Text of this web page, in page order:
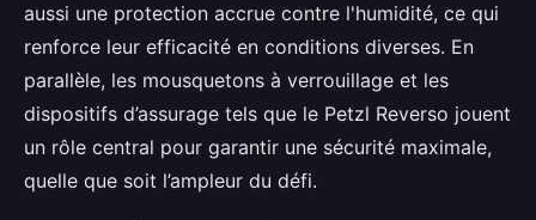
aussi une protection accrue contre l'humidité, ce qui
renforce leur efficacité en conditions diverses. En
parallèle, les mousquetons à verrouillage et les
dispositifs d’assurage tels que le Petzl Reverso jouent
un rôle central pour garantir une sécurité maximale,
quelle que soit l’ampleur du défi.